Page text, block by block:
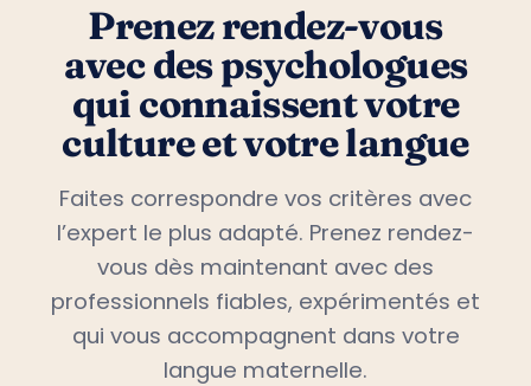
Prenez rendez-vous
avec des psychologues
qui connaissent votre
culture et votre langue
Faites correspondre vos critères avec
l’expert le plus adapté. Prenez rendez-
vous dès maintenant avec des
professionnels fiables, expérimentés et
qui vous accompagnent dans votre
langue maternelle.